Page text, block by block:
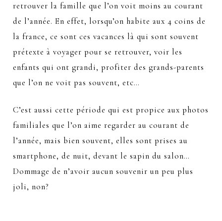
retrouver la famille que l’on voit moins au courant
de l’année. En effet, lorsqu’on habite aux 4 coins de
la france, ce sont ces vacances là qui sont souvent
prétexte à voyager pour se retrouver, voir les
enfants qui ont grandi, profiter des grands-parents
que l’on ne voit pas souvent, etc…
C’est aussi cette période qui est propice aux photos
familiales que l’on aime regarder au courant de
l’année, mais bien souvent, elles sont prises au
smartphone, de nuit, devant le sapin du salon…
Dommage de n’avoir aucun souvenir un peu plus
joli, non?